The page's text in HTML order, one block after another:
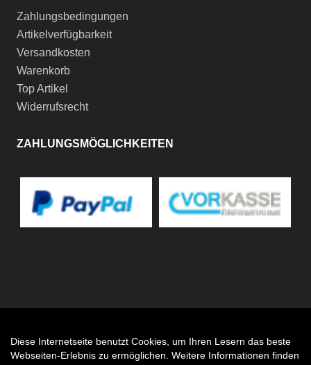
Zahlungsbedingungen
Artikelverfügbarkeit
Versandkosten
Warenkorb
Top Artikel
Widerrufsrecht
ZAHLUNGSMÖGLICHKEITEN
Diese Internetseite benutzt Cookies, um Ihren Lesern das beste
Webseiten-Erlebnis zu ermöglichen. Weitere Informationen finden
Auftrag widerrufen